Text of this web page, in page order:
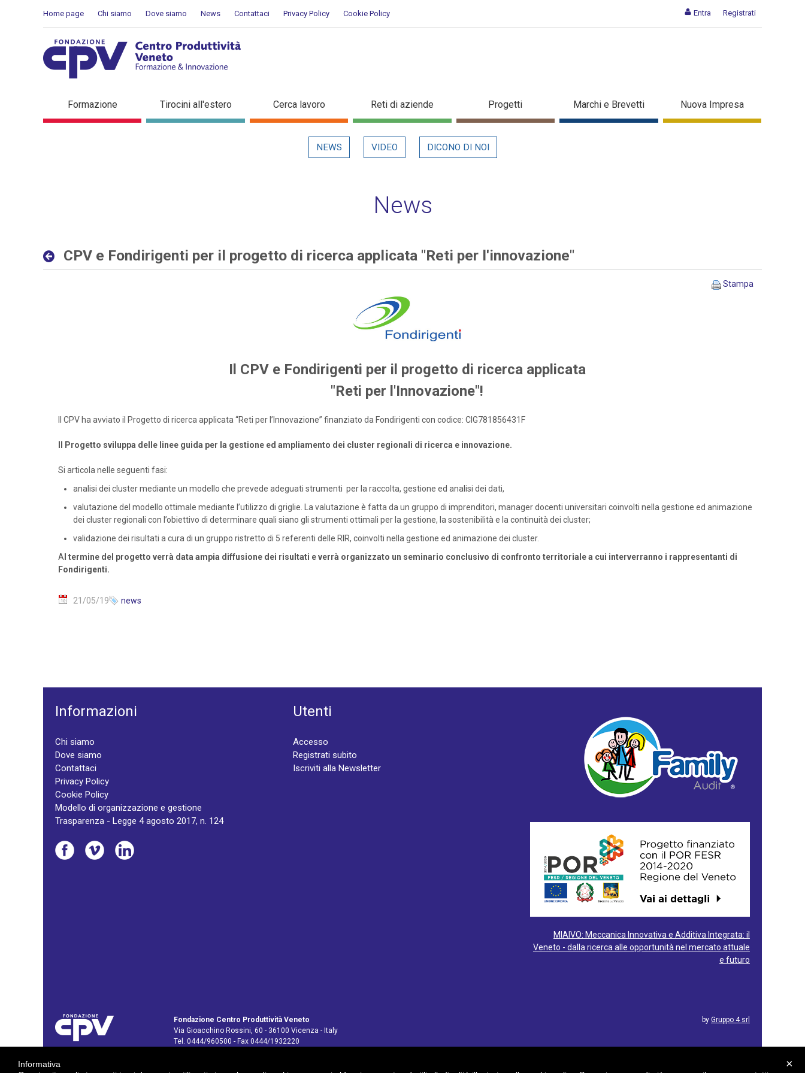
Entra Registrati
Home page Chi siamo Dove siamo News Contattaci Privacy Policy Cookie Policy
CPV e Fondirigenti per il progetto di ricerca applicata "Reti per l'innovazione" - Dettaglio
Formazione Tirocini all'estero Cerca lavoro Reti di aziende Progetti Marchi e Brevetti Nuova Impresa
NEWS VIDEO DICONO DI NOI
News
CPV e Fondirigenti per il progetto di ricerca applicata "Reti per l'innovazione"
Stampa
Il CPV e Fondirigenti per il progetto di ricerca applicata
"Reti per l'Innovazione"!
Il CPV ha avviato il Progetto di ricerca applicata “Reti per l’Innovazione” finanziato da Fondirigenti con codice: CIG781856431F
Il Progetto sviluppa delle linee guida per la gestione ed ampliamento dei cluster regionali di ricerca e innovazione.
Si articola nelle seguenti fasi:
analisi dei cluster mediante un modello che prevede adeguati strumenti per la raccolta, gestione ed analisi dei dati,
valutazione del modello ottimale mediante l’utilizzo di griglie. La valutazione è fatta da un gruppo di imprenditori, manager docenti universitari coinvolti nella gestione ed animazione
dei cluster regionali con l’obiettivo di determinare quali siano gli strumenti ottimali per la gestione, la sostenibilità e la continuità dei cluster;
validazione dei risultati a cura di un gruppo ristretto di 5 referenti delle RIR, coinvolti nella gestione ed animazione dei cluster.
A l termine del progetto verrà data ampia diffusione dei risultati e verrà organizzato un seminario conclusivo di confronto territoriale a cui interverranno i rappresentanti di
Fondirigenti.
21/05/19 news
Informazioni
Chi siamo
Dove siamo
Contattaci
Privacy Policy
Cookie Policy
Modello di organizzazione e gestione
Trasparenza - Legge 4 agosto 2017, n. 124
Utenti
Accesso
Registrati subito
Iscriviti alla Newsletter
MIAIVO: Meccanica Innovativa e Additiva Integrata: il
Veneto - dalla ricerca alle opportunità nel mercato attuale
e futuro
Fondazione Centro Produttività Veneto
Via Gioacchino Rossini, 60 - 36100 Vicenza - Italy
Tel. 0444/960500 - Fax 0444/1932220
by Gruppo 4 srl
×
Informativa